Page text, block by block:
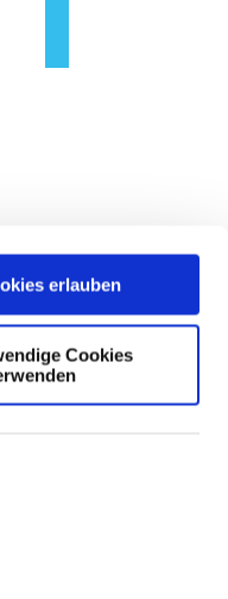
erlauben
Cookies